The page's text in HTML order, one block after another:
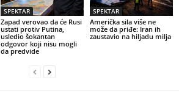
SPEKTAR
Zapad verovao da će Rusi
ustati protiv Putina,
usledio šokantan
odgovor koji nisu mogli
da predvide
SPEKTAR
Američka sila više ne
može da priđe: Iran ih
zaustavio na hiljadu milja